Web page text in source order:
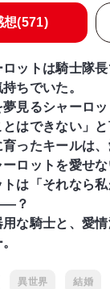
想(571)
ットは騎士隊
ちでいた。
見るシャーロ
とはできない」
ったキールは
ロットを愛せな
は「それなら
？
な騎士と、愛
異世界 結婚